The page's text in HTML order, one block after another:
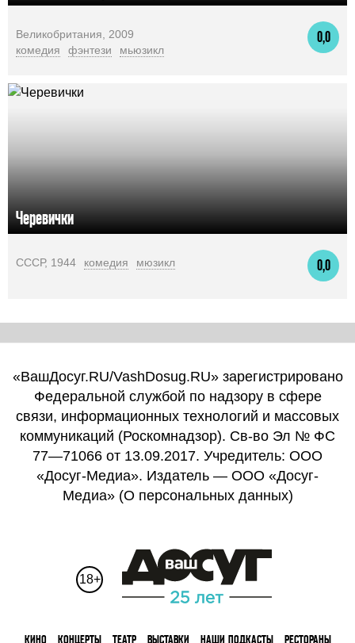
0,0
Великобритания, 2009
комедия
фэнтези мьюзикл
Черевички
0,0
СССР, 1944 комедия мюзикл
«ВашДосуг.RU/VashDosug.RU» зарегистрировано
Федеральной службой по надзору в сфере
связи, информационных технологий и массовых
коммуникаций (Роскомнадзор). Св-во Эл № ФС
77—71066 от 13.09.2017. Учредитель: ООО
«Досуг-Медиа». Издатель — ООО «Досуг-
Медиа» (О персональных данных)
18+
КИНО КОНЦЕРТЫ ТЕАТР ВЫСТАВКИ НАШИ ПОДКАСТЫ РЕСТОРАНЫ